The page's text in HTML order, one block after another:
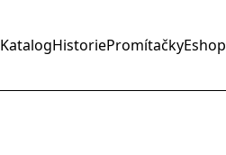
KatalogHistoriePromítačkyEshop